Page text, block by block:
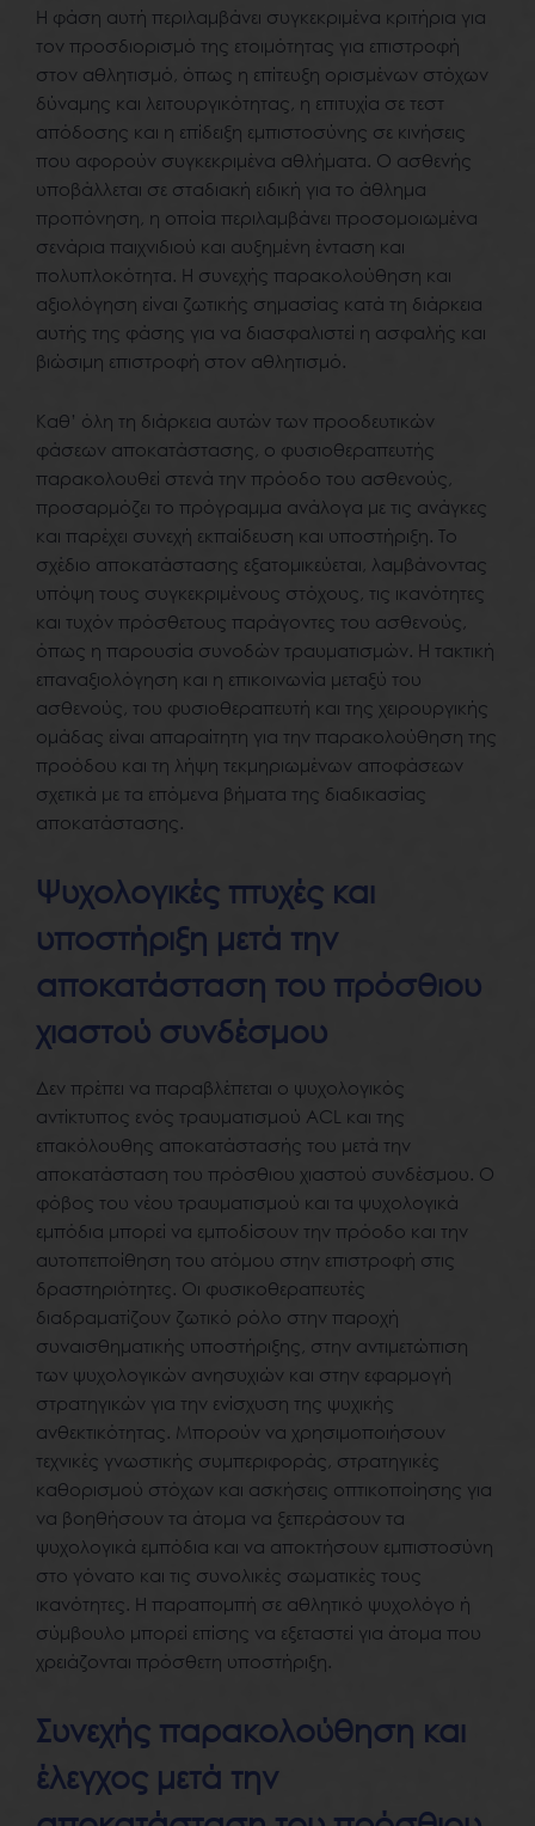
Η φάση αυτή περιλαμβάνει συγκεκριμένα κριτήρια για
τον προσδιορισμό της ετοιμότητας για επιστροφή
στον αθλητισμό, όπως η επίτευξη ορισμένων στόχων
δύναμης και λειτουργικότητας, η επιτυχία σε τεστ
απόδοσης και η επίδειξη εμπιστοσύνης σε κινήσεις
που αφορούν συγκεκριμένα αθλήματα. Ο ασθενής
υποβάλλεται σε σταδιακή ειδική για το άθλημα
προπόνηση, η οποία περιλαμβάνει προσομοιωμένα
σενάρια παιχνιδιού και αυξημένη ένταση και
πολυπλοκότητα. Η συνεχής παρακολούθηση και
αξιολόγηση είναι ζωτικής σημασίας κατά τη διάρκεια
αυτής της φάσης για να διασφαλιστεί η ασφαλής και
βιώσιμη επιστροφή στον αθλητισμό.
Καθ’ όλη τη διάρκεια αυτών των προοδευτικών
φάσεων αποκατάστασης, ο φυσιοθεραπευτής
παρακολουθεί στενά την πρόοδο του ασθενούς,
προσαρμόζει το πρόγραμμα ανάλογα με τις ανάγκες
και παρέχει συνεχή εκπαίδευση και υποστήριξη. Το
σχέδιο αποκατάστασης εξατομικεύεται, λαμβάνοντας
υπόψη τους συγκεκριμένους στόχους, τις ικανότητες
και τυχόν πρόσθετους παράγοντες του ασθενούς,
όπως η παρουσία συνοδών τραυματισμών. Η τακτική
επαναξιολόγηση και η επικοινωνία μεταξύ του
ασθενούς, του φυσιοθεραπευτή και της χειρουργικής
ομάδας είναι απαραίτητη για την παρακολούθηση της
προόδου και τη λήψη τεκμηριωμένων αποφάσεων
σχετικά με τα επόμενα βήματα της διαδικασίας
αποκατάστασης.
Ψυχολογικές πτυχές και
υποστήριξη μετά την
αποκατάσταση του πρόσθιου
χιαστού συνδέσμου
Δεν πρέπει να παραβλέπεται ο ψυχολογικός
αντίκτυπος ενός τραυματισμού ACL και της
επακόλουθης αποκατάστασής του μετά την
αποκατάσταση του πρόσθιου χιαστού συνδέσμου. Ο
φόβος του νέου τραυματισμού και τα ψυχολογικά
εμπόδια μπορεί να εμποδίσουν την πρόοδο και την
αυτοπεποίθηση του ατόμου στην επιστροφή στις
δραστηριότητες. Οι φυσικοθεραπευτές
διαδραματίζουν ζωτικό ρόλο στην παροχή
συναισθηματικής υποστήριξης, στην αντιμετώπιση
των ψυχολογικών ανησυχιών και στην εφαρμογή
στρατηγικών για την ενίσχυση της ψυχικής
ανθεκτικότητας. Μπορούν να χρησιμοποιήσουν
τεχνικές γνωστικής συμπεριφοράς, στρατηγικές
καθορισμού στόχων και ασκήσεις οπτικοποίησης για
να βοηθήσουν τα άτομα να ξεπεράσουν τα
ψυχολογικά εμπόδια και να αποκτήσουν εμπιστοσύνη
στο γόνατο και τις συνολικές σωματικές τους
ικανότητες. Η παραπομπή σε αθλητικό ψυχολόγο ή
σύμβουλο μπορεί επίσης να εξεταστεί για άτομα που
χρειάζονται πρόσθετη υποστήριξη.
Συνεχής παρακολούθηση και
έλεγχος μετά την